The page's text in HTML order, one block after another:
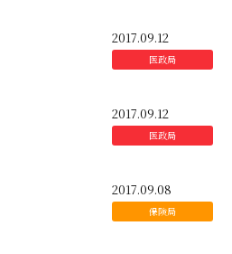
2017.09.12
2017.09.12
2017.09.08